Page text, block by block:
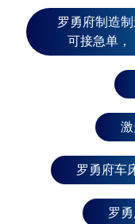
罗勇府制造
可接急单，
罗勇府车
罗